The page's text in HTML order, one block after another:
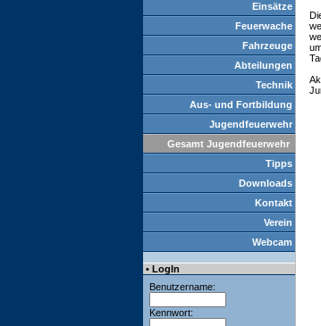
Einsätze
Feuerwache
Fahrzeuge
Abteilungen
Technik
Aus- und Fortbildung
Jugendfeuerwehr
Gesamt Jugendfeuerwehr
Tipps
Downloads
Kontakt
Verein
Webcam
• LogIn
Benutzername:
Kennwort: